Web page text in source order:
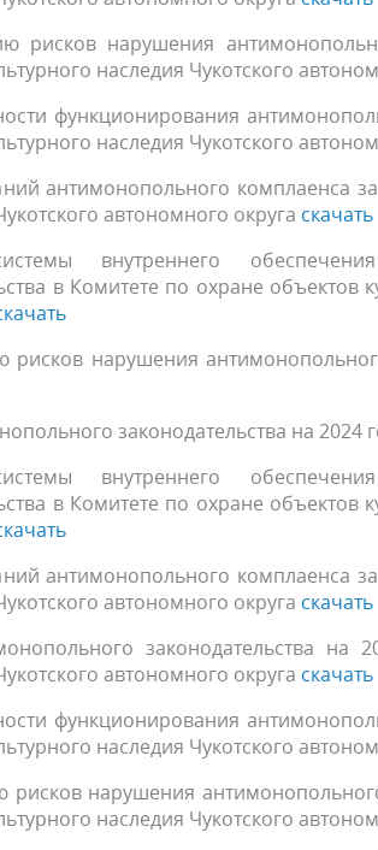
рисков нарушения
наследия Чукотского
функционирования
наследия Чукотского
антимонопольного комплаенса
автономного округа скачать
внутреннего обеспечения
в Комитете по охране объектов
нарушения
законодательства на 2024
внутреннего обеспечения
в Комитете по охране объектов
антимонопольного комплаенса
автономного округа скачать
законодательства на
автономного округа скачать
функционирования
наследия Чукотского
нарушения
наследия Чукотского